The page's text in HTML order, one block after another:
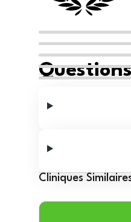
Cliniques